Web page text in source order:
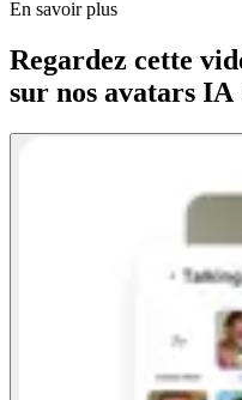
En savoir plus
Regardez cette
sur nos avatars IA